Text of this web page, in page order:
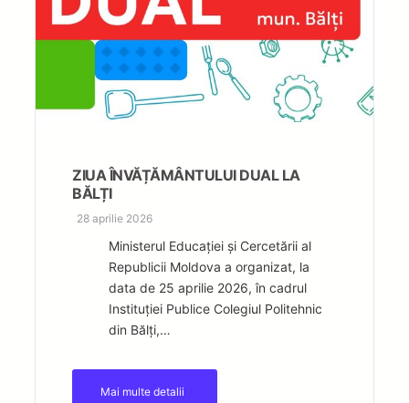
ZIUA ÎNVĂȚĂMÂNTULUI DUAL LA
BĂLȚI
28 aprilie 2026
Ministerul Educației și Cercetării al
Republicii Moldova a organizat, la
data de 25 aprilie 2026, în cadrul
Instituției Publice Colegiul Politehnic
din Bălți,…
Mai multe detalii